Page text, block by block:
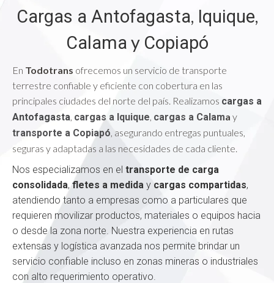
Cargas a Antofagasta, Iquique,
Calama y Copiapó
En Todotrans ofrecemos un servicio de transporte
terrestre confiable y eficiente con cobertura en las
principales ciudades del norte del país. Realizamos cargas a
Antofagasta, cargas a Iquique, cargas a Calama y
transporte a Copiapó, asegurando entregas puntuales,
seguras y adaptadas a las necesidades de cada cliente.
Nos especializamos en el transporte de carga
consolidada,fletes a medida y cargas compartidas,
atendiendo tanto a empresas como a particulares que
requieren movilizar productos, materiales o equipos hacia
o desde la zona norte. Nuestra experiencia en rutas
extensas y logística avanzada nos permite brindar un
servicio confiable incluso en zonas mineras o industriales
con alto requerimiento operativo.